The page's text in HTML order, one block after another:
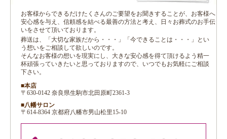
お客様からできるだけたくさんのご要望をお聞きすることが、お客様へ
安心感を与え、信頼感を結べる最善の方法と考え、日々お葬式のお手伝
いをさせて頂いております。
葬送は、「大切な家族だから・・・」「今できることは・・・」とい
う想いをご相談して欲しいのです。
そんなお客様の想いを現実にし、大きな安心感を得て頂けるよう精一
杯頑張っていきたいと思っておりますので、いつでもお気軽にご相談
下さい。
■本店
〒630-0142 奈良県生駒市北田原町2361-3
■八幡サロン
〒614-8364 京都府八幡市男山松里15-10